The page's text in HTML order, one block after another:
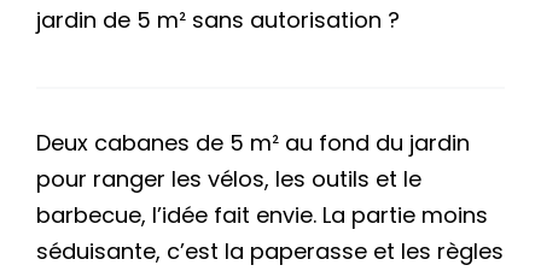
jardin de 5 m² sans autorisation ?
Deux cabanes de 5 m² au fond du jardin
pour ranger les vélos, les outils et le
barbecue, l’idée fait envie. La partie moins
séduisante, c’est la paperasse et les règles